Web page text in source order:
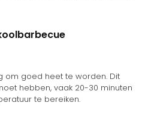
om goed heet te worden. Dit
hebben, vaak 20-30 minuten
te bereiken.